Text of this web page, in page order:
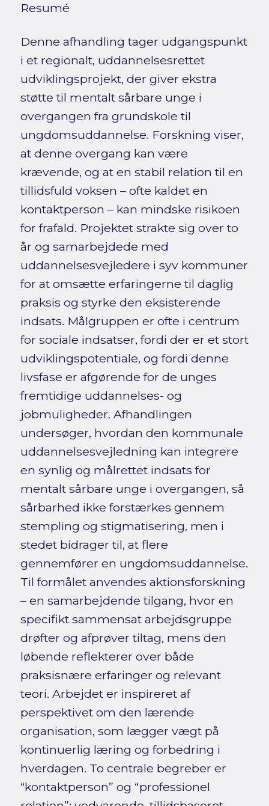
Resumé
Denne afhandling tager udgangspunkt
i et regionalt, uddannelsesrettet
udviklingsprojekt, der giver ekstra
støtte til mentalt sårbare unge i
overgangen fra grundskole til
ungdomsuddannelse. Forskning viser,
at denne overgang kan være
krævende, og at en stabil relation til en
tillidsfuld voksen – ofte kaldet en
kontaktperson – kan mindske risikoen
for frafald. Projektet strakte sig over to
år og samarbejdede med
uddannelsesvejledere i syv kommuner
for at omsætte erfaringerne til daglig
praksis og styrke den eksisterende
indsats. Målgruppen er ofte i centrum
for sociale indsatser, fordi der er et stort
udviklingspotentiale, og fordi denne
livsfase er afgørende for de unges
fremtidige uddannelses- og
jobmuligheder. Afhandlingen
undersøger, hvordan den kommunale
uddannelsesvejledning kan integrere
en synlig og målrettet indsats for
mentalt sårbare unge i overgangen, så
sårbarhed ikke forstærkes gennem
stempling og stigmatisering, men i
stedet bidrager til, at flere
gennemfører en ungdomsuddannelse.
Til formålet anvendes aktionsforskning
– en samarbejdende tilgang, hvor en
specifikt sammensat arbejdsgruppe
drøfter og afprøver tiltag, mens den
løbende reflekterer over både
praksisnære erfaringer og relevant
teori. Arbejdet er inspireret af
perspektivet om den lærende
organisation, som lægger vægt på
kontinuerlig læring og forbedring i
hverdagen. To centrale begreber er
“kontaktperson” og “professionel